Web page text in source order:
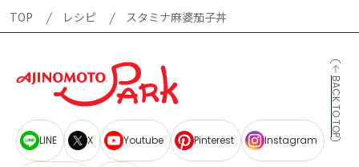
TOP レシピ スタミナ麻婆茄子丼
BACK TO TOP
LINE X Youtube Pinterest Instagram